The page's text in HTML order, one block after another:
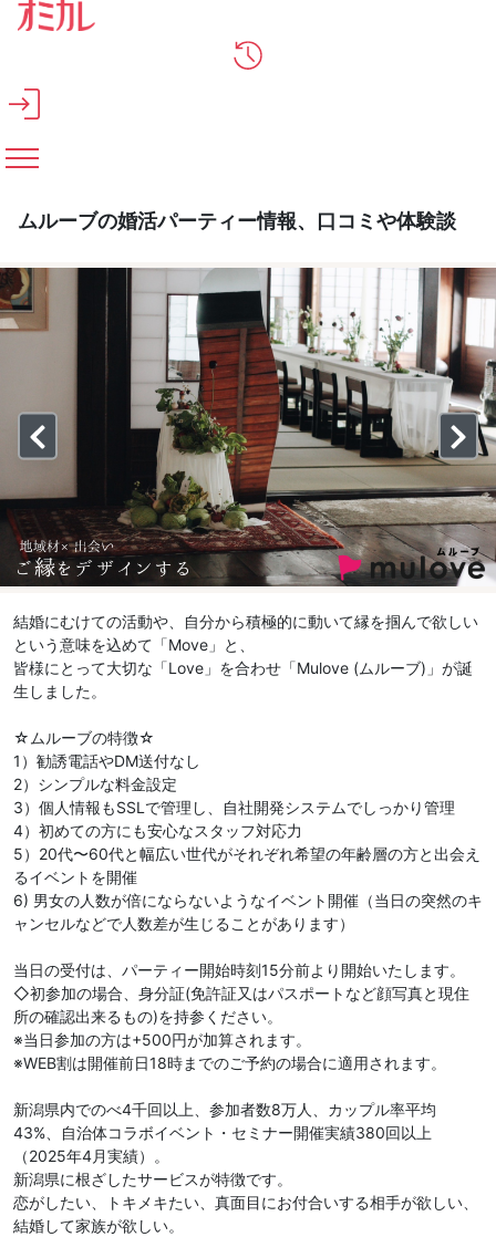
メインコンテンツへスキップ
ムルーブの婚活パーティー情報、口コミや体験談
結婚にむけての活動や、自分から積極的に動いて縁を掴んで欲しい
という意味を込めて「Move」と、
皆様にとって大切な「Love」を合わせ「Mulove (ムルーブ)」が誕
生しました。
☆ムルーブの特徴☆
1）勧誘電話やDM送付なし
2）シンプルな料金設定
3）個人情報もSSLで管理し、自社開発システムでしっかり管理
4）初めての方にも安心なスタッフ対応力
5）20代〜60代と幅広い世代がそれぞれ希望の年齢層の方と出会え
るイベントを開催
6) 男女の人数が倍にならないようなイベント開催（当日の突然のキ
ャンセルなどで人数差が生じることがあります）
当日の受付は、パーティー開始時刻15分前より開始いたします。
◇初参加の場合、身分証(免許証又はパスポートなど顔写真と現住
所の確認出来るもの)を持参ください。
※当日参加の方は+500円が加算されます。
※WEB割は開催前日18時までのご予約の場合に適用されます。
新潟県内でのべ4千回以上、参加者数8万人、カップル率平均
43%、自治体コラボイベント・セミナー開催実績380回以上
（2025年4月実績）。
新潟県に根ざしたサービスが特徴です。
恋がしたい、トキメキたい、真面目にお付合いする相手が欲しい、
結婚して家族が欲しい。